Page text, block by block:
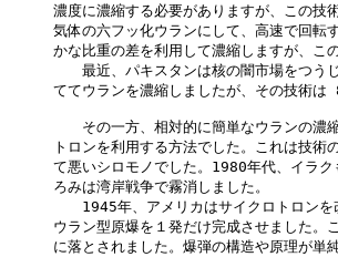
濃度に濃縮する必要がありますが、この技
気体の六フッ化ウランにして、高速で回転
かな比重の差を利用して濃縮しますが、こ
最近、パキスタンは核の闇市場をつう
ててウランを濃縮しましたが、その技術
その一方、相対的に簡単なウランの濃
トロンを利用する方法でした。これは技
て悪いシロモノでした。1980年代、イラ
ろみは湾岸戦争で霧消しました。
1945年、アメリカはサイクロトロンを
ウラン型原爆を１発だけ完成させました。
に落とされました。爆弾の構造や原理が単